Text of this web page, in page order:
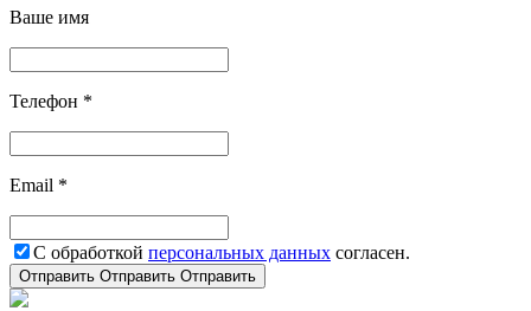
Ваше имя
Телефон *
Email *
С обработкой персональных данных согласен.
Отправить Отправить Отправить